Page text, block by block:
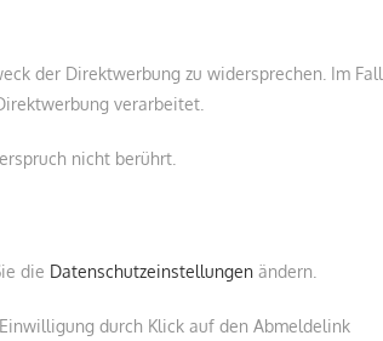
der Direktwerbung zu widersprechen. Im Fall
verarbeitet.
nicht berührt.
die Datenschutzeinstellungen ändern.
durch Klick auf den Abmeldelink